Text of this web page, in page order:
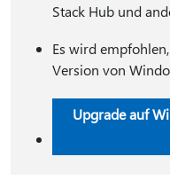
Stack Hub und
Es wird
Version von
Upgrade auf